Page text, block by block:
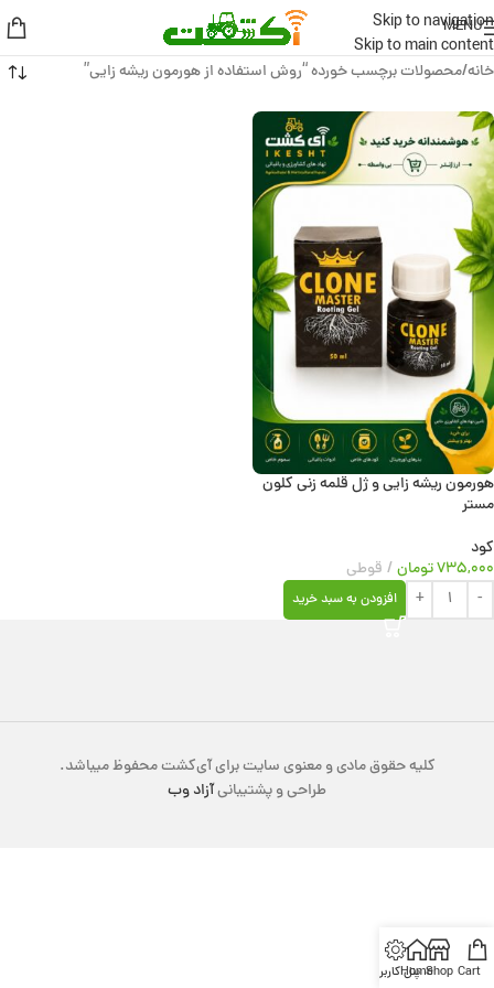
Skip to navigation
Skip to main content
MENU
خانه محصولات برچسب خورده “روش استفاده از هورمون ریشه زایی”
هورمون ریشه زایی و ژل قلمه زنی کلون
مستر
کود
۷۳۵,۰۰۰تومان قوطی
افزودن به سبد خرید
کلیه حقوق مادی و معنوی سایت برای آی‌کشت محفوظ میباشد.
طراحی و پشتیبانیآزاد وب
Cart
Shop
Home
پنل کاربری